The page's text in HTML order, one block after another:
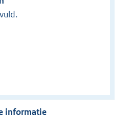
informatie